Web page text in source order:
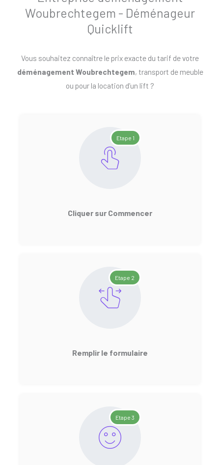
Woubrechtegem - Déménageur
Quicklift
Vous souhaitez connaître le prix exacte du tarif de votre
déménagement Woubrechtegem, transport de meuble
ou pour la location d’un lift ?
Etape 1
Cliquer sur Commencer
Etape 2
Remplir le formulaire
Etape 3